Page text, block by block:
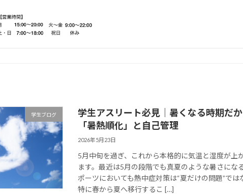
学生ブログ
学生アスリート必見｜暑くなる時期だ
「暑熱順化」と自己管理
2026年5月23日
5月中旬を過ぎ、これから本格的に気温と湿度が上
ます。最近は5月の段階でも真夏のような暑さにな
ポーツにおいても熱中症対策は“夏だけの問題”では
特に春から夏へ移行するこ […]